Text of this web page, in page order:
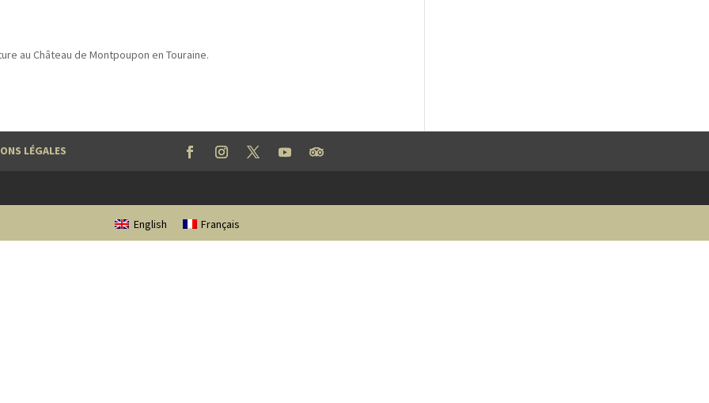
au Château de Montpoupon en Touraine.
LÉGALES
English Français